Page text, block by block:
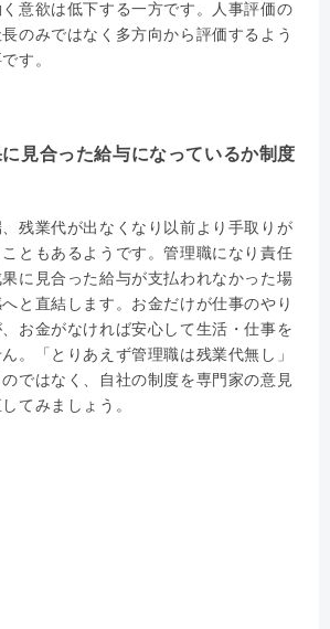
意欲は低下する一方です。人事評価の
のみではなく多方向から評価するよう
す。
見合った給与になっているか制度
残業代が出なくなり以前より手取りが
ともあるようです。管理職になり責任
に見合った給与が支払われなかった場
と直結します。お金だけが仕事のやり
お金がなければ安心して生活・仕事を
。「とりあえず管理職は残業代無し」
ではなく、自社の制度を専門家の意見
てみましょう。